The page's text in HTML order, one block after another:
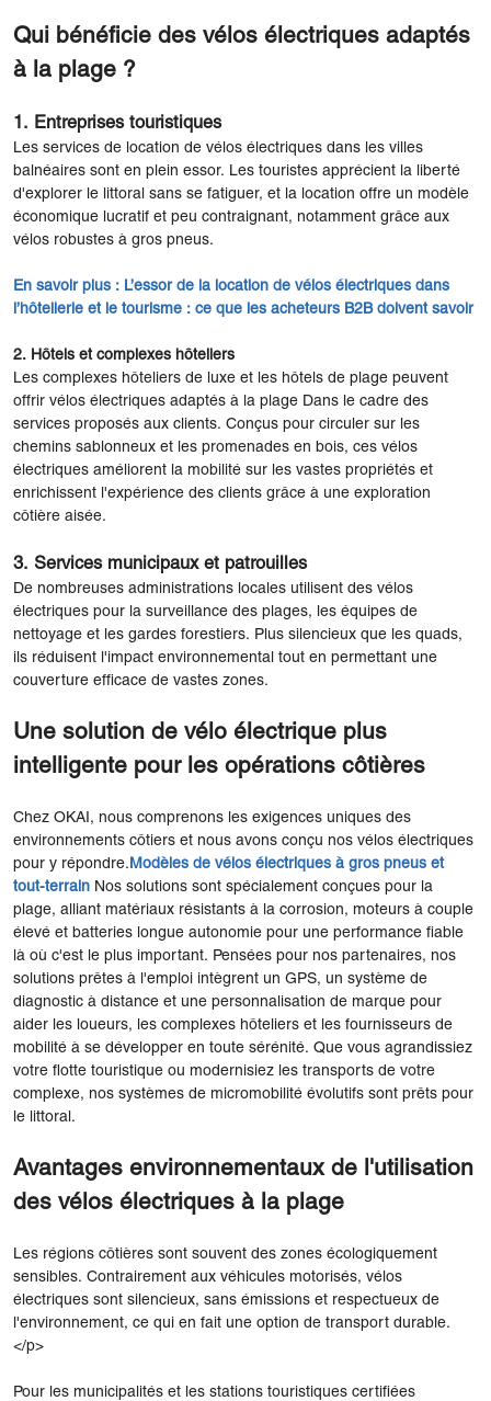
Qui bénéficie des vélos électriques adaptés
à la plage ?
1. Entreprises touristiques
Les services de location de vélos électriques dans les villes
balnéaires sont en plein essor. Les touristes apprécient la liberté
d'explorer le littoral sans se fatiguer, et la location offre un modèle
économique lucratif et peu contraignant, notamment grâce aux
vélos robustes à gros pneus.
En savoir plus : L’essor de la location de vélos électriques dans
l’hôtellerie et le tourisme : ce que les acheteurs B2B doivent savoir
2. Hôtels et complexes hôteliers
Les complexes hôteliers de luxe et les hôtels de plage peuvent
offrir vélos électriques adaptés à la plage Dans le cadre des
services proposés aux clients. Conçus pour circuler sur les
chemins sablonneux et les promenades en bois, ces vélos
électriques améliorent la mobilité sur les vastes propriétés et
enrichissent l'expérience des clients grâce à une exploration
côtière aisée.
3. Services municipaux et patrouilles
De nombreuses administrations locales utilisent des vélos
électriques pour la surveillance des plages, les équipes de
nettoyage et les gardes forestiers. Plus silencieux que les quads,
ils réduisent l'impact environnemental tout en permettant une
couverture efficace de vastes zones.
Une solution de vélo électrique plus
intelligente pour les opérations côtières
Chez OKAI, nous comprenons les exigences uniques des
environnements côtiers et nous avons conçu nos vélos électriques
pour y répondre. Modèles de vélos électriques à gros pneus et
tout-terrain Nos solutions sont spécialement conçues pour la
plage, alliant matériaux résistants à la corrosion, moteurs à couple
élevé et batteries longue autonomie pour une performance fiable
là où c'est le plus important. Pensées pour nos partenaires, nos
solutions prêtes à l'emploi intègrent un GPS, un système de
diagnostic à distance et une personnalisation de marque pour
aider les loueurs, les complexes hôteliers et les fournisseurs de
mobilité à se développer en toute sérénité. Que vous agrandissiez
votre flotte touristique ou modernisiez les transports de votre
complexe, nos systèmes de micromobilité évolutifs sont prêts pour
le littoral.
Avantages environnementaux de l'utilisation
des vélos électriques à la plage
Les régions côtières sont souvent des zones écologiquement
sensibles. Contrairement aux véhicules motorisés, vélos
électriques sont silencieux, sans émissions et respectueux de
l'environnement, ce qui en fait une option de transport durable.
</p>
Pour les municipalités et les stations touristiques certifiées